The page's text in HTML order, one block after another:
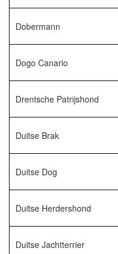
Dobermann
Dogo Canario
Drentsche Patrijshond
Duitse Brak
Duitse Dog
Duitse Herdershond
Duitse Jachtterrier